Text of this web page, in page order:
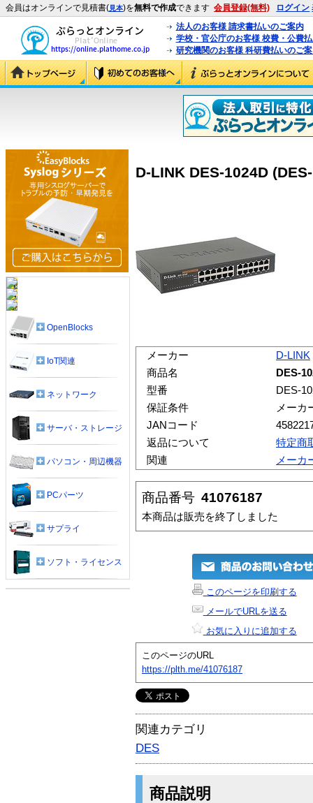
会員はオンラインで見積書(見本)を無料で作成できます 会員登録(無料) ログイン
法人のお客様 請求書払いのご案内
学校・官公庁のお客様 校費・公費
研究機関のお客様 科研費払いのご
D-LINK DES-1024D
メーカー
D-LINK
商品名
DES-
型番
DES-
保証条件
メーカ
JANコード
返品について
特定商
関連
メーカ
商品番号 41076187
本商品は販売を終了しました
このページを印刷する
メールでURLを送る
お気に入りに追加する
このページのURL
https://plth.me/41076187
関連カテゴリ
DES
商品説明
OpenBlocks
IoT関連
ネットワーク
サーバ・ストレージ
パソコン・周辺機器
PCパーツ
サプライ
ソフト・ライセンス